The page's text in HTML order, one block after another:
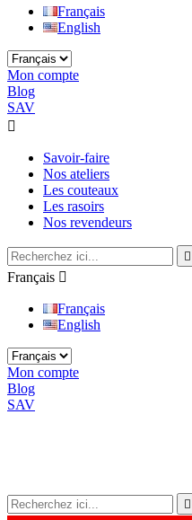
Français
English
Mon compte
Blog
SAV

Savoir-faire
Nos ateliers
Les couteaux
Les rasoirs
Nos revendeurs

Français 
Français
English
Mon compte
Blog
SAV
